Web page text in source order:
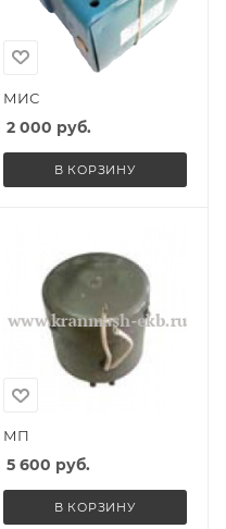
МИС
2 000 руб.
В КОРЗИНУ
МП
5 600 руб.
В КОРЗИНУ